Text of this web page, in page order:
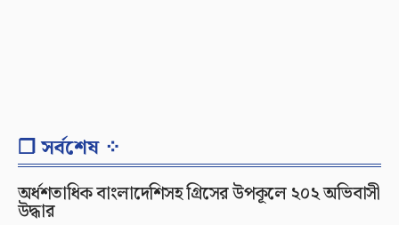
❐ সর্বশেষ ⁘
অর্ধশতাধিক বাংলাদেশিসহ গ্রিসের উপকূলে ২০২ অভিবাসী
উদ্ধার